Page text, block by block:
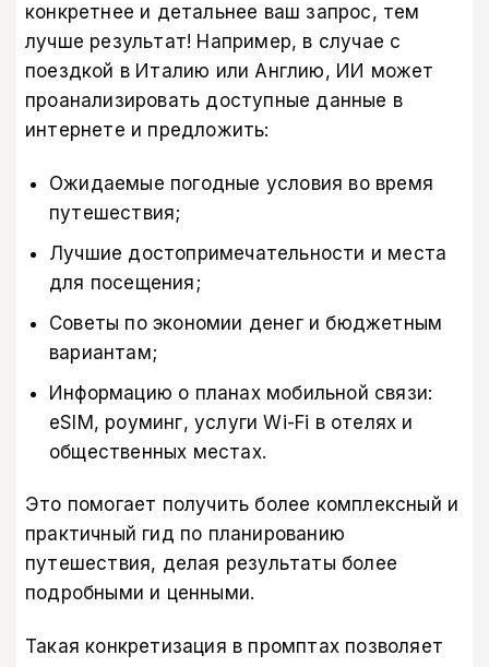
конкретнее и детальнее ваш запрос, тем
лучше результат! Например, в случае с
поездкой в Италию или Англию, ИИ может
проанализировать доступные данные в
интернете и предложить:
Ожидаемые погодные условия во время
путешествия;
Лучшие достопримечательности и места
для посещения;
Советы по экономии денег и бюджетным
вариантам;
Информацию о планах мобильной связи:
eSIM, роуминг, услуги Wi-Fi в отелях и
общественных местах.
Это помогает получить более комплексный и
практичный гид по планированию
путешествия, делая результаты более
подробными и ценными.
Такая конкретизация в промптах позволяет